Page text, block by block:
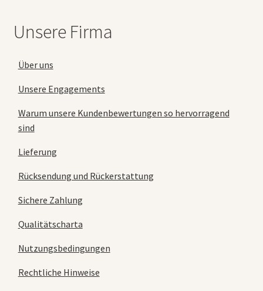
Unsere Firma
Über uns
Unsere Engagements
Warum unsere Kundenbewertungen so hervorragend
sind
Lieferung
Rücksendung und Rückerstattung
Sichere Zahlung
Qualitätscharta
Nutzungsbedingungen
Rechtliche Hinweise